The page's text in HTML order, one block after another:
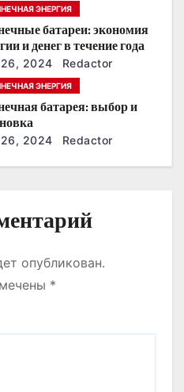
годы
ЭНЕРГИЯ
батареи: экономия
и денег в течение года
2024 Redactor
ЭНЕРГИЯ
батарея: выбор и
2024 Redactor
опубликован.
*